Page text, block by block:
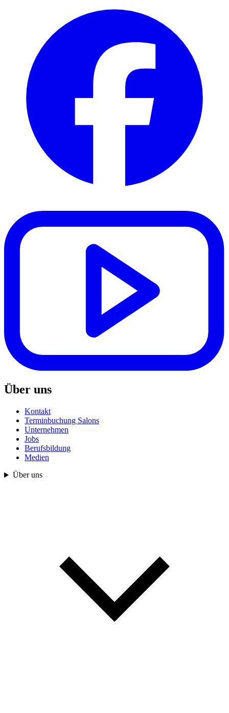
Über uns
Kontakt
Terminbuchung Salons
Unternehmen
Jobs
Berufsbildung
Medien
Über uns